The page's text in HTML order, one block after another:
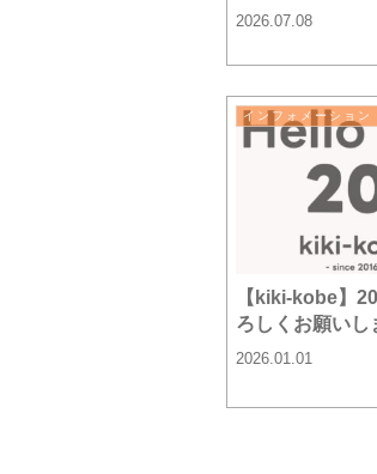
2026.07.08
インフォメーション
【kiki-kobe】
ろしくお願いし
2026.01.01